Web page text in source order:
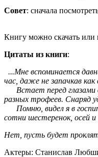
Совет: сначала
Книгу можно скачать или
Цитаты из книги:
...Мне вспоминается
час, даже не запачкав как
Встает перед глазами
разных трофеев. Снаряд
Помню, видел я в
сотни шестеренок, осей и
Нет, пусть будет
Актеры: Станислав